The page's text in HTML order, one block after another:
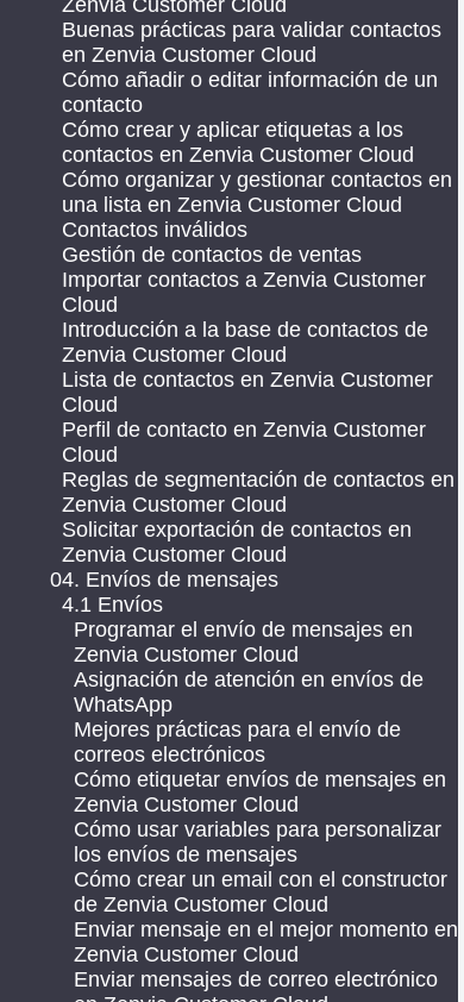
Zenvia Customer Cloud
Buenas prácticas para validar contactos
en Zenvia Customer Cloud
Cómo añadir o editar información de un
contacto
Cómo crear y aplicar etiquetas a los
contactos en Zenvia Customer Cloud
Cómo organizar y gestionar contactos en
una lista en Zenvia Customer Cloud
Contactos inválidos
Gestión de contactos de ventas
Importar contactos a Zenvia Customer
Cloud
Introducción a la base de contactos de
Zenvia Customer Cloud
Lista de contactos en Zenvia Customer
Cloud
Perfil de contacto en Zenvia Customer
Cloud
Reglas de segmentación de contactos en
Zenvia Customer Cloud
Solicitar exportación de contactos en
Zenvia Customer Cloud
04. Envíos de mensajes
4.1 Envíos
Programar el envío de mensajes en
Zenvia Customer Cloud
Asignación de atención en envíos de
WhatsApp
Mejores prácticas para el envío de
correos electrónicos
Cómo etiquetar envíos de mensajes en
Zenvia Customer Cloud
Cómo usar variables para personalizar
los envíos de mensajes
Cómo crear un email con el constructor
de Zenvia Customer Cloud
Enviar mensaje en el mejor momento en
Zenvia Customer Cloud
Enviar mensajes de correo electrónico